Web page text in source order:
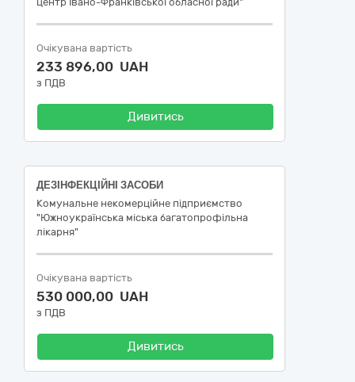
Очікувана вартість
233 896,00 UAH
з ПДВ
Дивитись
ДЕЗІНФЕКЦІЙНІ ЗАСОБИ
Комунальне некомерційне підприємство
"Южноукраїнська міська багатопрофільна
лікарня"
Очікувана вартість
530 000,00 UAH
з ПДВ
Дивитись